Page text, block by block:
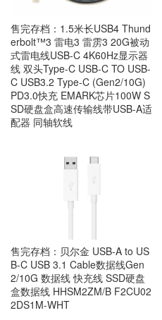
售完存档：1.5米长USB4 Thund
erbolt™3 雷电3 雷雳3 20G被动
式雷电线USB-C 4K60Hz显示器
线 双头Type-C USB-C TO USB-
C USB3.2 Type-C (Gen2/10G)
PD3.0快充 EMARK芯片100W S
SD硬盘盒高速传输线带USB-A适
配器 同轴软线
售完存档：贝尔金 USB-A to US
B-C USB 3.1 Cable数据线Gen
2/10G 数据线 快充线 SSD硬盘
盒数据线 HHSM2ZM/B F2CU02
2DS1M-WHT